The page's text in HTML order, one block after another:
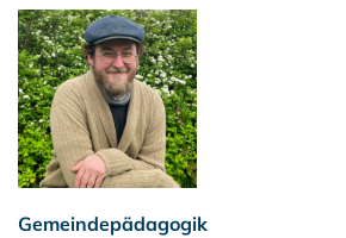
Gemeindepädagogik